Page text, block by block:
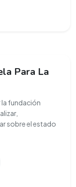
Para La
fundación
sobre el estado